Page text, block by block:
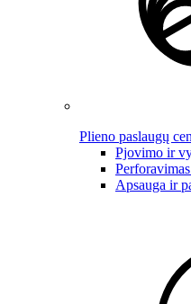
Plieno paslaugų
Pjovimo ir
Apsauga ir